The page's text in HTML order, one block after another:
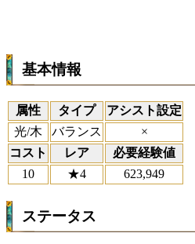
基本情報
属性 タイプ
アシスト設定
光/木
バランス
×
コスト
レア
必要経験値
10
★4 623,949
ステータス